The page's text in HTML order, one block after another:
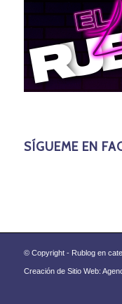
SÍGUEME EN
© Copyright - Rublog en
Creación de Sitio Web: